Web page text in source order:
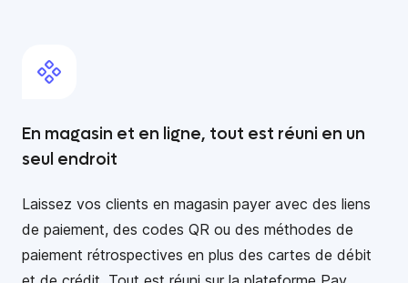
En magasin et en ligne, tout est réuni en un
seul endroit
Laissez vos clients en magasin payer avec des liens
de paiement, des codes QR ou des méthodes de
paiement rétrospectives en plus des cartes de débit